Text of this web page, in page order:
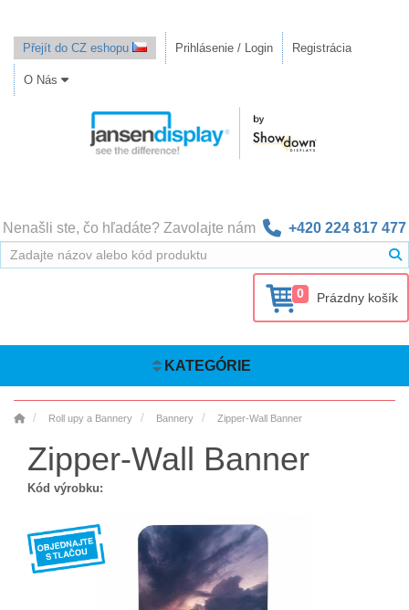
Přejít do CZ eshopu Prihlásenie / Login Registrácia
O Nás
Nenašli ste, čo hľadáte? Zavolajte nám +420 224 817 477
0 Prázdny košík
KATEGÓRIE
Roll upy a Bannery Bannery Zipper-Wall Banner
Zipper-Wall Banner
Kód výrobku: